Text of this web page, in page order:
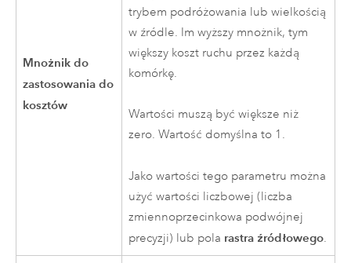
Mnożnik do
zastosowania do
kosztów
trybem podróżowania lub wielkością
w źródle. Im wyższy mnożnik, tym
większy koszt ruchu przez każdą
komórkę.
Wartości muszą być większe niż
zero. Wartość domyślna to 1.
Jako wartości tego parametru można
użyć wartości liczbowej (liczba
zmiennoprzecinkowa podwójnej
precyzji) lub pola rastra źródłowego.